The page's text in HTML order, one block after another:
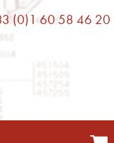
(0)1 60 58 46 20